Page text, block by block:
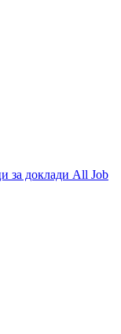
за доклади All Job